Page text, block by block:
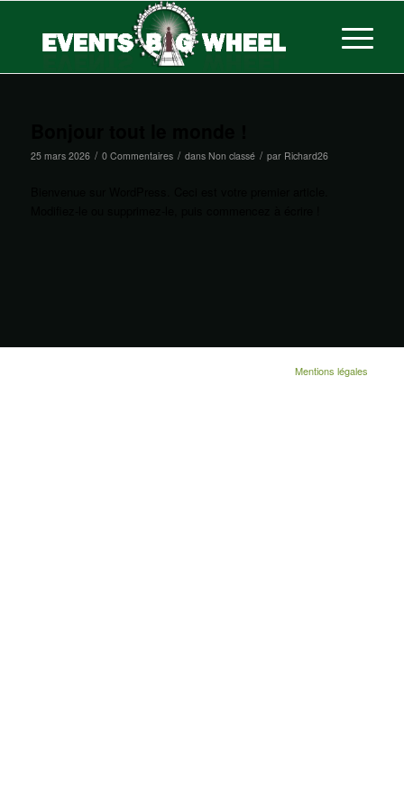
25 mars 2026 / 0 Commentaires / dans Non classé / par Richard26
Mentions légales